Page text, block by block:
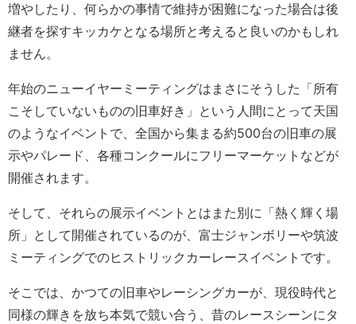
増やしたり、何らかの事情で維持が困難になった場合は後
継者を探すキッカケとなる場所と考えると良いのかもしれ
ません。
年始のニューイヤーミーティングはまさにそうした「所有
こそしていないものの旧車好き」という人間にとって天国
のようなイベントで、全国から集まる約500台の旧車の展
示やパレード、各種コンクールにフリーマーケットなどが
開催されます。
そして、それらの展示イベントとはまた別に「熱く輝く場
所」として開催されているのが、富士ジャンボリーや筑波
ミーティングでのヒストリックカーレースイベントです。
そこでは、かつての旧車やレーシングカーが、現役時代と
同様の輝きを放ち本気で競い合う、昔のレースシーンにタ